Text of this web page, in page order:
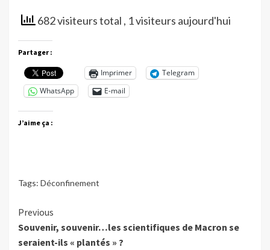
682 visiteurs total , 1 visiteurs aujourd'hui
Partager :
Imprimer
Telegram
WhatsApp
E-mail
J’aime ça :
Tags: Déconfinement
Continue
Reading
Previous
Souvenir, souvenir…les scientifiques de Macron se
seraient-ils « plantés » ?